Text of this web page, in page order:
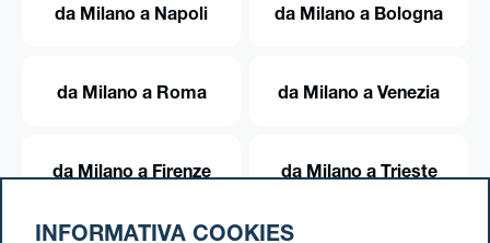
da Milano a Napoli da Milano a Bologna
da Milano a Roma da Milano a Venezia
da Milano a Firenze da Milano a Trieste
INFORMATIVA COOKIES